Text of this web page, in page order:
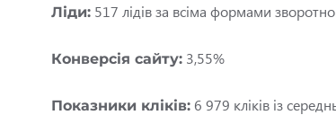
Ліди: 517 лідів за всіма формами
Конверсія сайту: 3,55%
Показники кліків: 6 979 кліків із